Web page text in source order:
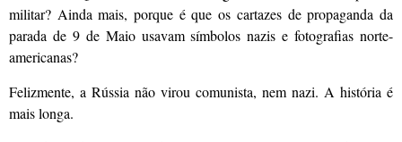
militar? Ainda mais, porque é que os cartazes de propaganda da
parada de 9 de Maio usavam símbolos nazis e fotografias norte-
americanas?
Felizmente, a Rússia não virou comunista, nem nazi. A história é
mais longa.